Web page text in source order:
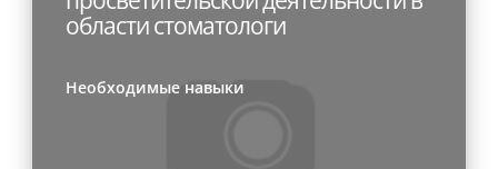
области стоматологи
Необходимые навыки